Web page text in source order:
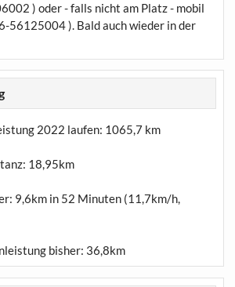
) oder - falls nicht am Platz - mobil
56125004 ). Bald auch wieder in der
2022 laufen: 1065,7 km
18,95km
9,6km in 52 Minuten (11,7km/h,
bisher: 36,8km